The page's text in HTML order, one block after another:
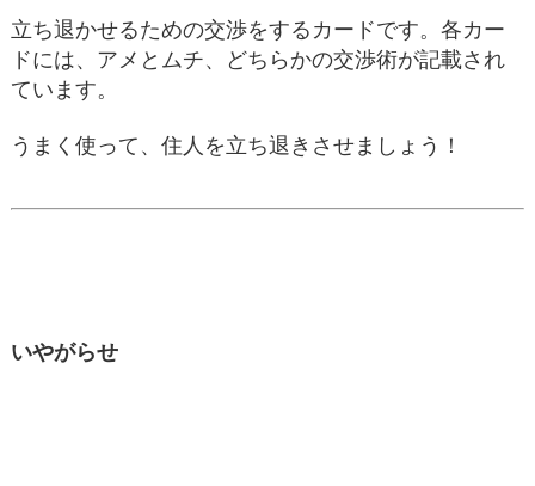
立ち退かせるための交渉をするカードです。各カー
ドには、アメとムチ、どちらかの交渉術が記載され
ています。
うまく使って、住人を立ち退きさせましょう！
いやがらせ